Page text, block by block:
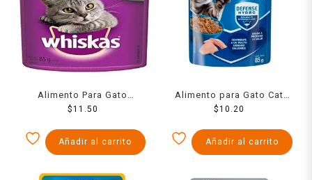
Alimento Para Gato
Whiskas Trozos Parrillada
$11.50
Añadir al carrito
Alimento para Gato Cat
Chow Pescado Adultos 85
$10.20
Añadir al carrito